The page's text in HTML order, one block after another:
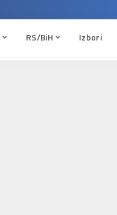
RS/BiH Izbori